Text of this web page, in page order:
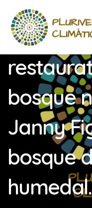
Visita a
bosque
Janny
bosque
humedal.